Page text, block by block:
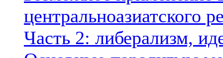
центральноазиатского
Часть 2: либерализм,